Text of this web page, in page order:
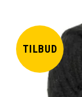
TILBUD